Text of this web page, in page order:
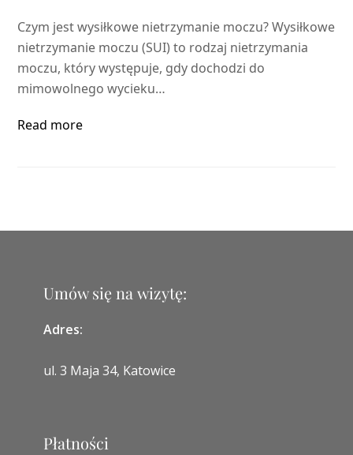
Czym jest wysiłkowe nietrzymanie moczu? Wysiłkowe
nietrzymanie moczu (SUI) to rodzaj nietrzymania
moczu, który występuje, gdy dochodzi do
mimowolnego wycieku…
Read more
Umów się na wizytę:
Adres:
ul. 3 Maja 34, Katowice
Płatności